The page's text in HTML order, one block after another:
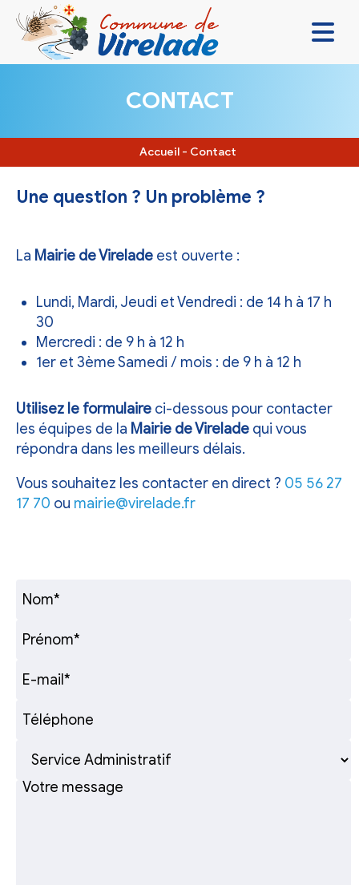
VIVRE ENSEMBLE
SE DIVERTIR
CONTACT
Accueil- Contact
Une question ? Un problème ?
La Mairie de Virelade est ouverte :
Lundi, Mardi, Jeudi et Vendredi : de 14 h à 17 h
30
Mercredi : de 9 h à 12 h
1er et 3ème Samedi / mois : de 9 h à 12 h
Utilisez le formulaire ci-dessous pour contacter
les équipes de la Mairie de Virelade qui vous
répondra dans les meilleurs délais.
Vous souhaitez les contacter en direct ? 05 56 27
17 70 ou mairie@virelade.fr